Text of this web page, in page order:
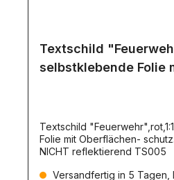
Textschild
selbstklebende Folie
Textschild
Folie mit Oberflächen-
NICHT reflektierend TS005
Versandfertig in 5 Tagen,